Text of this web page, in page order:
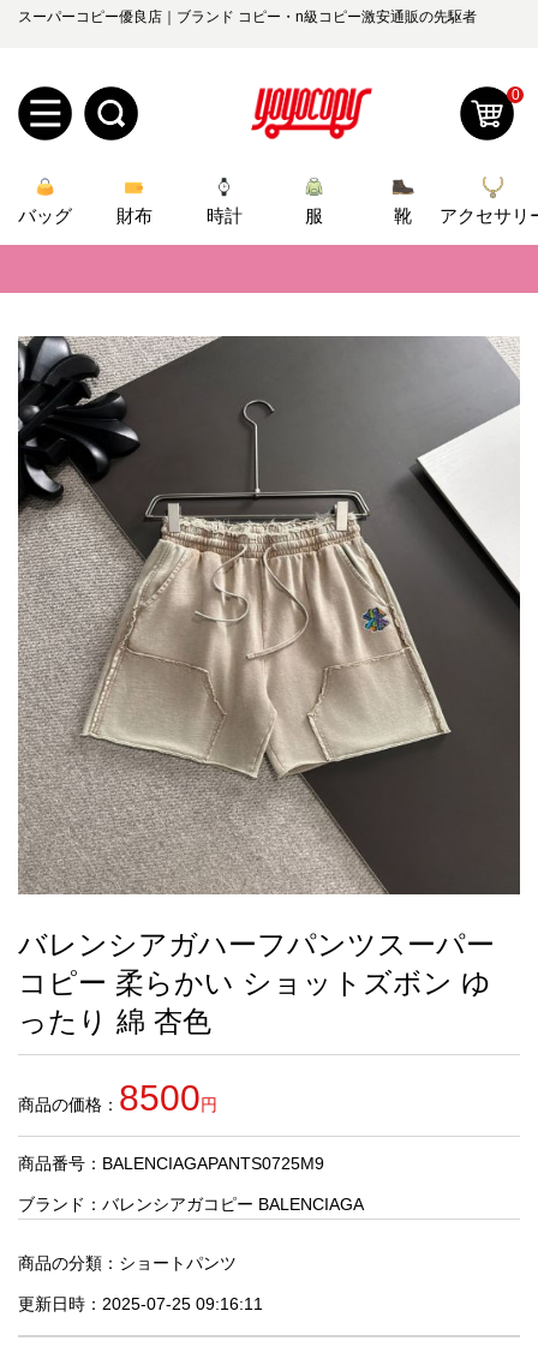
スーパーコピー優良店｜ブランド コピー・n級コピー激安通販の先駆者
規
ザ
ー
録
ロ
ン
オ
ー
ダ
ー
管
理
お
知
ら
せ
yoyocopys@gmail.com
2026人気特集
バッグ
財布
時計
服
ズボン
衣装セット
靴
住まい用品
アクセサリー
ベルト
スカーフ
アイフォーンケ
ース
小物
最
新
製
品
す
商
人
気
商
セ
0
バッグ 財布 時計 服 靴
アクセサリ
📢 当店は正真正銘のn級スーパーコピーのみ取扱い。最高品質の再現度を
📢 2026春の新作続々更新中！期間中のご注文でお得な割引をご利用いただ
📢 新作入荷！ルイ・ヴィトンスーパーコピー バッグ最新モデルが登場。
📢 当店は正真正銘のn級スーパーコピーのみ取扱い。最高品質の再現度を
📢 2026春の新作続々更新中！期間中のご注文でお得な割引をご利用いただ
新作入荷！ルイ・ヴィトンスーパーコピー バッグ最新モデルが登場。
バレンシアガハーフパンツスーパー
コピー 柔らかい ショットズボン ゆ
ったり 綿 杏色
商品の価格： 8500円
商品番号：BALENCIAGAPANTS0725M9
ブランド： バレンシアガコピー BALENCIAGA
商品の分類： ショートパンツ
更新日時：2025-07-25 09:16:11